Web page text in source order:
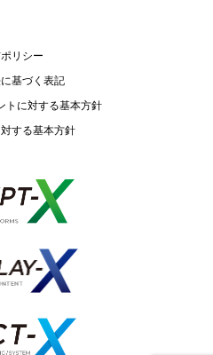
リシー
基づく表記
トに対する基本方針
する基本方針